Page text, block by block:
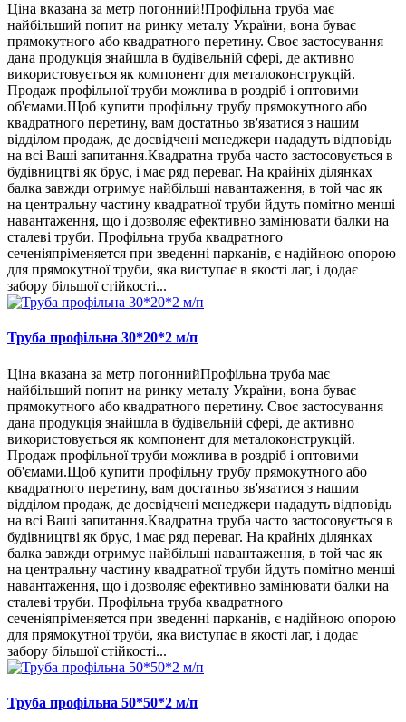
Ціна вказана за метр погонний!Профільна труба має
найбільший попит на ринку металу України, вона буває
прямокутного або квадратного перетину. Своє застосування
дана продукція знайшла в будівельній сфері, де активно
використовується як компонент для металоконструкцій.
Продаж профільної труби можлива в роздріб і оптовими
об'ємами.Щоб купити профільну трубу прямокутного або
квадратного перетину, вам достатньо зв'язатися з нашим
відділом продаж, де досвідчені менеджери нададуть відповідь
на всі Ваші запитання.Квадратна труба часто застосовується в
будівництві як брус, і має ряд переваг. На крайніх ділянках
балка завжди отримує найбільші навантаження, в той час як
на центральну частину квадратної труби йдуть помітно менші
навантаження, що і дозволяє ефективно замінювати балки на
сталеві труби. Профільна труба квадратного
сеченіяпріменяется при зведенні парканів, є надійною опорою
для прямокутної труби, яка виступає в якості лаг, і додає
забору більшої стійкості...
Труба профільна 30*20*2 м/п
Ціна вказана за метр погоннийПрофільна труба має
найбільший попит на ринку металу України, вона буває
прямокутного або квадратного перетину. Своє застосування
дана продукція знайшла в будівельній сфері, де активно
використовується як компонент для металоконструкцій.
Продаж профільної труби можлива в роздріб і оптовими
об'ємами.Щоб купити профільну трубу прямокутного або
квадратного перетину, вам достатньо зв'язатися з нашим
відділом продаж, де досвідчені менеджери нададуть відповідь
на всі Ваші запитання.Квадратна труба часто застосовується в
будівництві як брус, і має ряд переваг. На крайніх ділянках
балка завжди отримує найбільші навантаження, в той час як
на центральну частину квадратної труби йдуть помітно менші
навантаження, що і дозволяє ефективно замінювати балки на
сталеві труби. Профільна труба квадратного
сеченіяпріменяется при зведенні парканів, є надійною опорою
для прямокутної труби, яка виступає в якості лаг, і додає
забору більшої стійкості...
Труба профільна 50*50*2 м/п